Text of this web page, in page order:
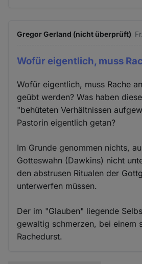
Gregor Gerland (nicht überprüft)
Wofür eigentlich, muss
Wofür eigentlich, muss Rache
geübt werden? Was haben
"behüteten Verhältnissen
Pastorin eigentlich getan?
Im Grunde genommen nichts,
Gotteswahn (Dawkins) nicht
den abstrusen Ritualen der
unterwerfen müssen.
Der im "Glauben" liegende
gewaltig schmerzen, bei einem
Rachedurst.